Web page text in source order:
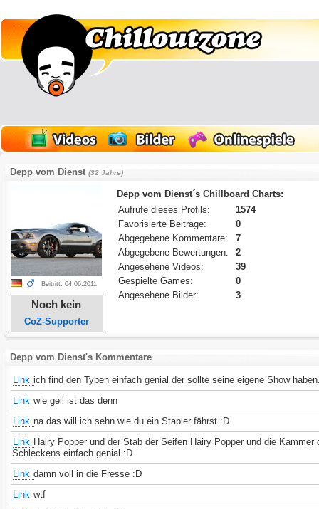
Depp vom Dienst(32 Jahre)
Beitritt: 04.06.2011
Noch kein
CoZ-Supporter
Depp vom Dienst´s Chillboard Charts:
Aufrufe dieses Profils:
1574
Favorisierte Beiträge:
0
Abgegebene Kommentare:
7
Abgegebene Bewertungen:
2
Angesehene Videos:
39
Gespielte Games:
0
Angesehene Bilder:
3
Depp vom Dienst's Kommentare
Link ich find den Typen einfach genial der sollte seine eigene Show
Link wie geil ist das denn
Link na das will ich sehn wie du ein Stapler fährst :D
Link Hairy Popper und der Stab der Seifen Hairy Popper und die Kammer
Schleckens einfach genial :D
Link damn voll in die Fresse :D
Link wtf